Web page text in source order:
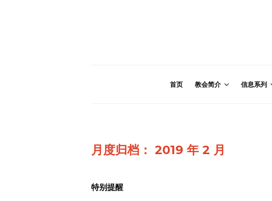
首页 教会简介 信息系列
月度归档： 2019 年 2 月
特别提醒